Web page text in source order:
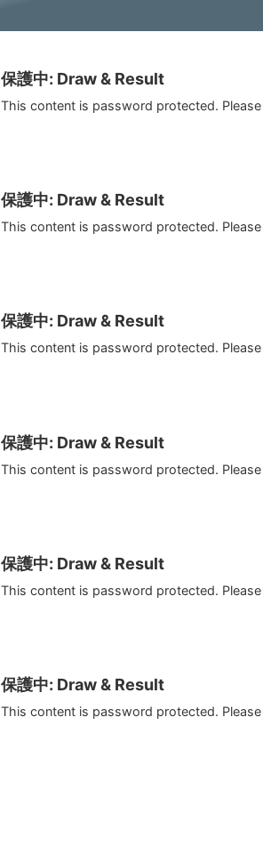
保護中: Draw & Result
This content is password protected.
保護中: Draw & Result
This content is password protected.
保護中: Draw & Result
This content is password protected.
保護中: Draw & Result
This content is password protected.
保護中: Draw & Result
This content is password protected.
保護中: Draw & Result
This content is password protected.